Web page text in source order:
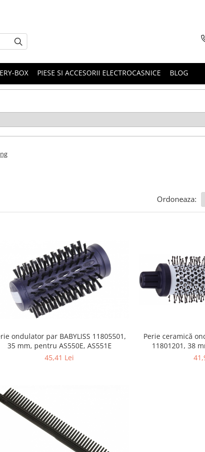
BOX PIESE SI ACCESORII ELECTROCASNICE BLOG
Ordoneaza:
ondulator par BABYLISS 11805501,
35 mm, pentru AS550E, AS551E
45,41 Lei
Perie ceramică
11801201, 38
AS120E,